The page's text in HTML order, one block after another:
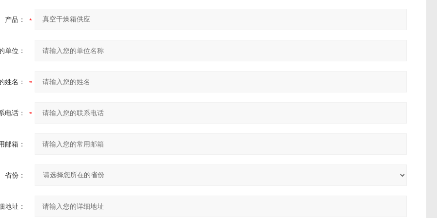
产品：
单位：
姓名：
电话：
邮箱：
省份：
地址：